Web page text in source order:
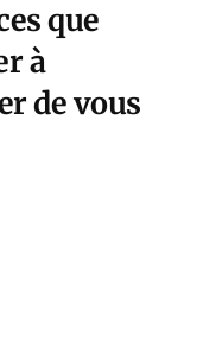
que
à
de vous